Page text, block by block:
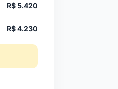
R$ 5.420
R$ 4.230